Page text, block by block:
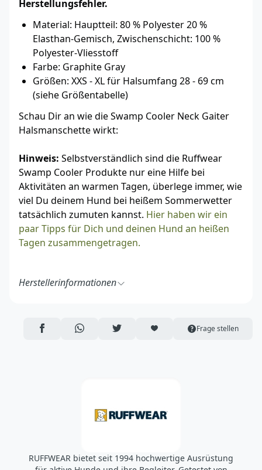
Herstellungsfehler.
Material: Hauptteil: 80 % Polyester 20 %
Elasthan-Gemisch, Zwischenschicht: 100 %
Polyester-Vliesstoff
Farbe: Graphite Gray
Größen: XXS - XL für Halsumfang 28 - 69 cm
(siehe Größentabelle)
Schau Dir an wie die Swamp Cooler Neck Gaiter
Halsmanschette wirkt:
Hinweis: Selbstverständlich sind die Ruffwear
Swamp Cooler Produkte nur eine Hilfe bei
Aktivitäten an warmen Tagen, überlege immer, wie
viel Du deinem Hund bei heißem Sommerwetter
tatsächlich zumuten kannst. Hier haben wir ein
paar Tipps für Dich und deinen Hund an heißen
Tagen zusammengetragen.
Herstellerinformationen
Bend, OR 97703
https://www.accapigroup.com/de
AUF FACEBOOK TEILEN
ÜBER WHATSAPP TEILEN
AUF TWITTER TEILENARTIKEL AUF DIE MERKLISTE
Frage stellen
RUFFWEAR bietet seit 1994 hochwertige Ausrüstung